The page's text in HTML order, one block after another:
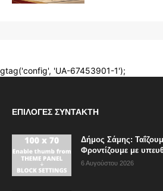
ΕΠΙΛΟΓΈΣ ΣΥΝΤΆΚΤΗ
Δήμος Σάμης:
Φροντίζουμε με
6 Αυγούστου 2026